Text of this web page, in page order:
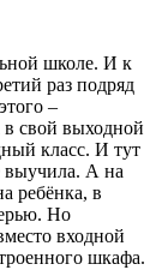
школе. И к
раз подряд
–
в свой выходной
класс. И тут
выучила. А на
ребёнка, в
Но
входной
шкафа.